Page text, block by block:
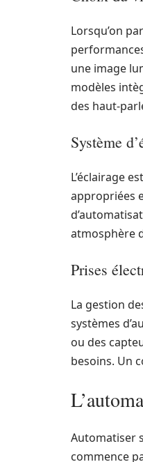
Lorsqu’on
une image
modèles
des haut-
Système
L’éclairage
appropriées
atmosphère
Prises
La gestion
systèmes
ou des
besoins. Un
Automatiser
commence